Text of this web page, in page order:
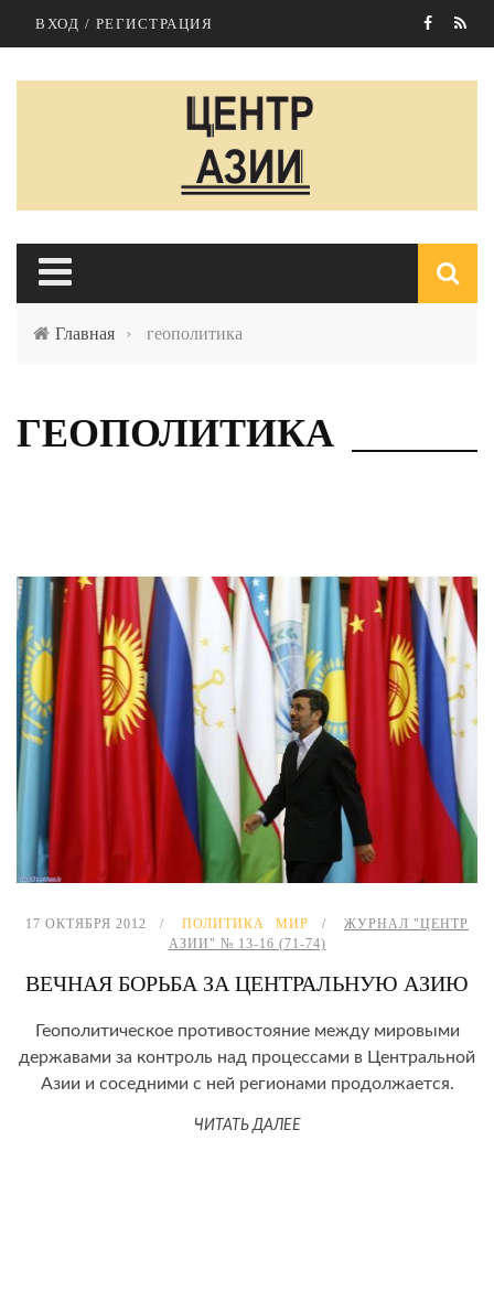
ВХОД / РЕГИСТРАЦИЯ
Главная › геополитика
ГЕОПОЛИТИКА
17 ОКТЯБРЯ 2012 ПОЛИТИКА МИР
ЖУРНАЛ "ЦЕНТР
АЗИИ" № 13-16 (71-74)
ВЕЧНАЯ БОРЬБА ЗА ЦЕНТРАЛЬНУЮ АЗИЮ
Геополитическое противостояние между мировыми
державами за контроль над процессами в Центральной
Азии и соседними с ней регионами продолжается.
ЧИТАТЬ ДАЛЕЕ